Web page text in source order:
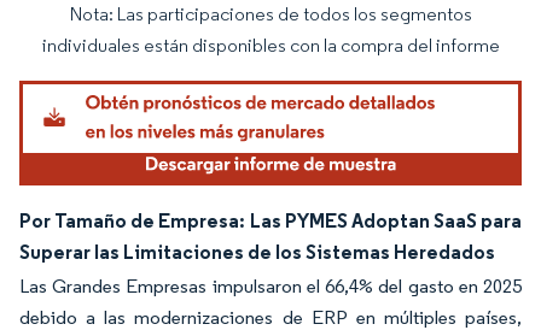
Imagen © Mordor Intelligence. El uso requiere atribución según CC BY 4.0.
Nota: Las participaciones de todos los segmentos
individuales están disponibles con la compra del informe
Por Tamaño de Empresa: Las PYMES Adoptan SaaS para
Superar las Limitaciones de los Sistemas Heredados
Las Grandes Empresas impulsaron el 66,4% del gasto en 2025
debido a las modernizaciones de ERP en múltiples países,